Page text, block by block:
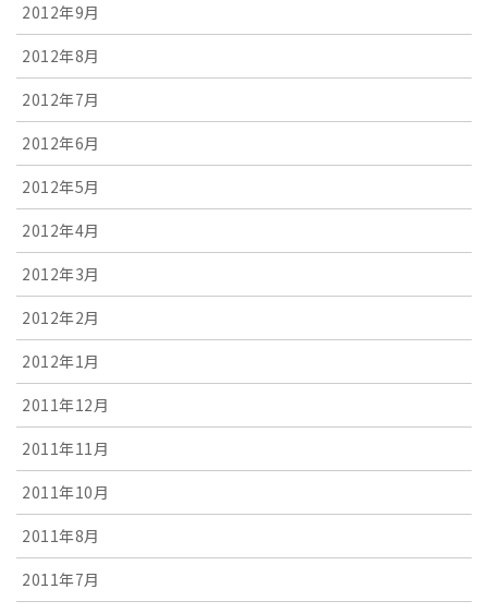
2012年9月
2012年8月
2012年7月
2012年6月
2012年5月
2012年4月
2012年3月
2012年2月
2012年1月
2011年12月
2011年11月
2011年10月
2011年8月
2011年7月